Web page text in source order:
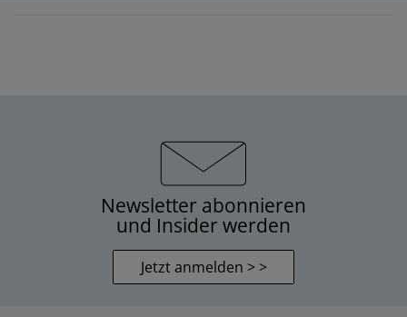
Newsletter abonnieren
und Insider werden
Jetzt anmelden > >